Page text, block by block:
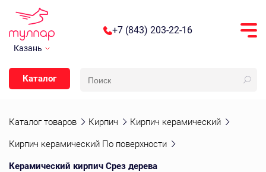
Казань
+7 (843) 203-22-16
Каталог
Каталог товаров Кирпич Кирпич керамический
Кирпич керамический По поверхности
Керамический кирпич Срез дерева